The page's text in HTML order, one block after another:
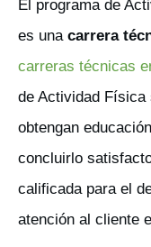
El programa de
es una carrera
carreras técnicas
de Actividad Física
obtengan educación
concluirlo
calificada para el
atención al cliente